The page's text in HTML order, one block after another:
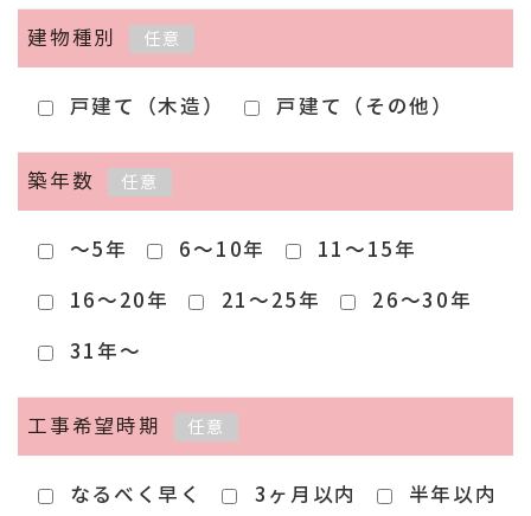
建物種別 任意
戸建て（木造） 戸建て（その他）
築年数 任意
～5年 6～10年
11～15年
16～20年
21～25年
26～30年
31年～
工事希望時期 任意
なるべく早く 3ヶ月以内
半年以内